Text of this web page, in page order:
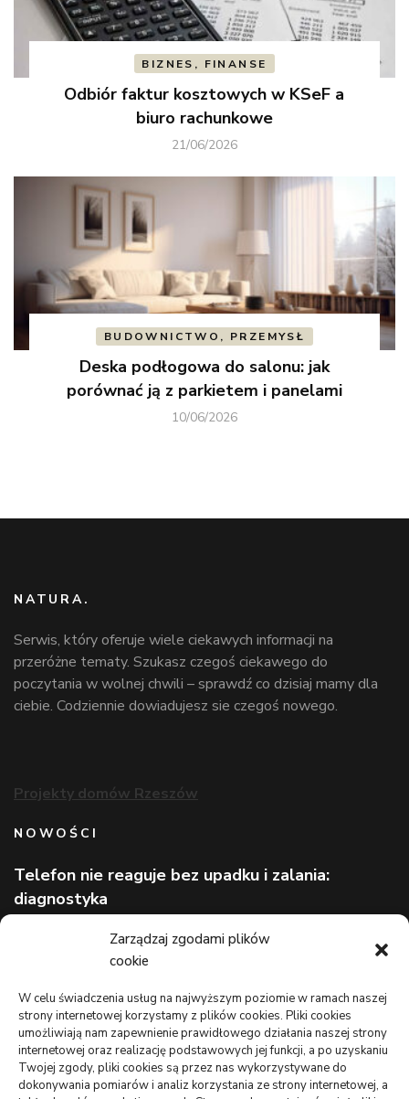
Zarządzaj zgodami plików
cookie
W celu świadczenia usług na najwyższym poziomie w ramach naszej
strony internetowej korzystamy z plików cookies. Pliki cookies
umożliwiają nam zapewnienie prawidłowego działania naszej strony
internetowej oraz realizację podstawowych jej funkcji, a po uzyskaniu
Twojej zgody, pliki cookies są przez nas wykorzystywane do
dokonywania pomiarów i analiz korzystania ze strony internetowej, a
BIZNES, FINANSE
Odbiór faktur kosztowych w KSeF a
biuro rachunkowe
21/06/2026
BUDOWNICTWO, PRZEMYSŁ
Deska podłogowa do salonu: jak
porównać ją z parkietem i panelami
10/06/2026
NATURA.
Serwis, który oferuje wiele ciekawych informacji na
przeróżne tematy. Szukasz czegoś ciekawego do
poczytania w wolnej chwili – sprawdź co dzisiaj mamy dla
ciebie. Codziennie dowiadujesz sie czegoś nowego.
Projekty domów Rzeszów
NOWOŚCI
Telefon nie reaguje bez upadku i zalania:
diagnostyka
Wizerunek eksperta bez rozpoznawalnej marki
Lekarz bez kolejki na wakacjach: gdzie szukać
pomocy
TO WARTO CZYTAĆ
Monitoring oferowany przez Agencję Ochrony Votum z
Bydgoszczy